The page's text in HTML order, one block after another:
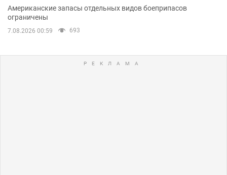
Американские запасы отдельных видов боеприпасов
ограничены
7.08.2026 00:59 693